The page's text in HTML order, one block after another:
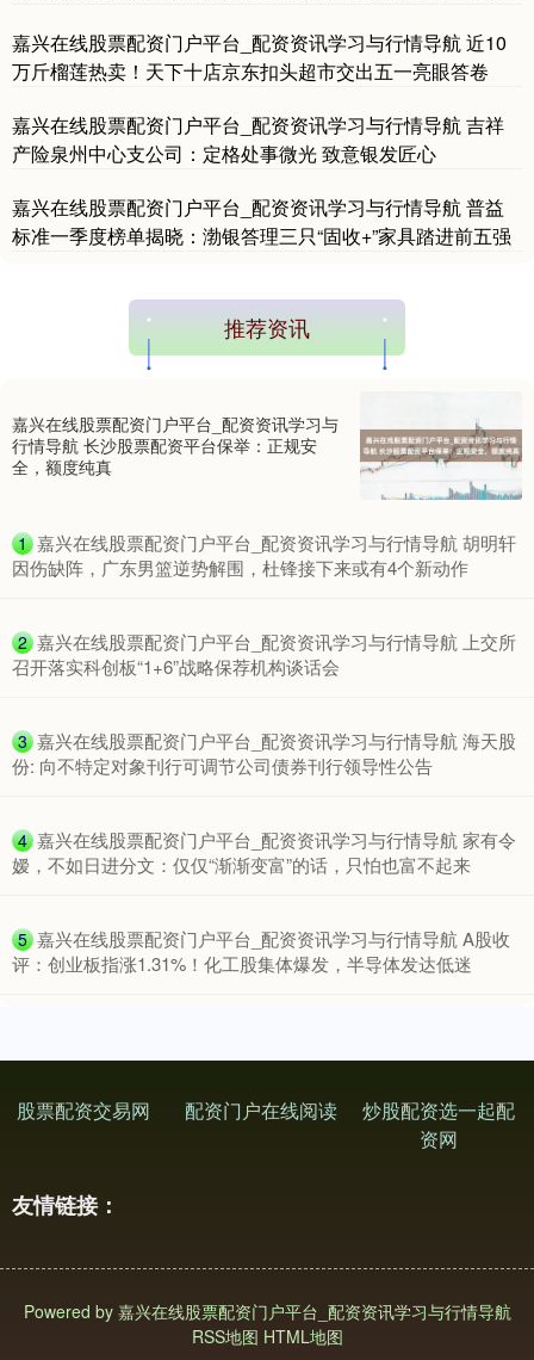
国债指数 229.69 +0.10 +0.04%
期指IC0 7877.80 +164.40
嘉兴在线股票配资门户平台_配资资讯学习与行情导航 近10
万斤榴莲热卖！天下十店京东扣头超市交出五一亮眼答卷
嘉兴在线股票配资门户平台_配资资讯学习与行情导航 吉祥
产险泉州中心支公司：定格处事微光 致意银发匠心
嘉兴在线股票配资门户平台_配资资讯学习与行情导航 普益
标准一季度榜单揭晓：渤银答理三只“固收+”家具踏进前五强
推荐资讯
嘉兴在线股票配资门户平台_配资资讯学习与
行情导航 长沙股票配资平台保举：正规安
全，额度纯真
1 ​嘉兴在线股票配资门户平台_配资资讯学习与行情导航 胡明轩
因伤缺阵，广东男篮逆势解围，杜锋接下来或有4个新动作
2 ​嘉兴在线股票配资门户平台_配资资讯学习与行情导航 上交所
召开落实科创板“1+6”战略保荐机构谈话会
3 ​嘉兴在线股票配资门户平台_配资资讯学习与行情导航 海天股
份: 向不特定对象刊行可调节公司债券刊行领导性公告
4 ​嘉兴在线股票配资门户平台_配资资讯学习与行情导航 家有令
嫒，不如日进分文：仅仅“渐渐变富”的话，只怕也富不起来
5 ​嘉兴在线股票配资门户平台_配资资讯学习与行情导航 A股收
评：创业板指涨1.31%！化工股集体爆发，半导体发达低迷
股票配资交易网 配资门户在线阅读
炒股配资选一起配
资网
友情链接：
Powered by 嘉兴在线股票配资门户平台_配资资讯学习与行情导航
RSS地图 HTML地图